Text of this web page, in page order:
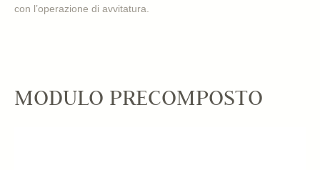
con l’operazione di avvitatura.
MODULO PRECOMPOSTO